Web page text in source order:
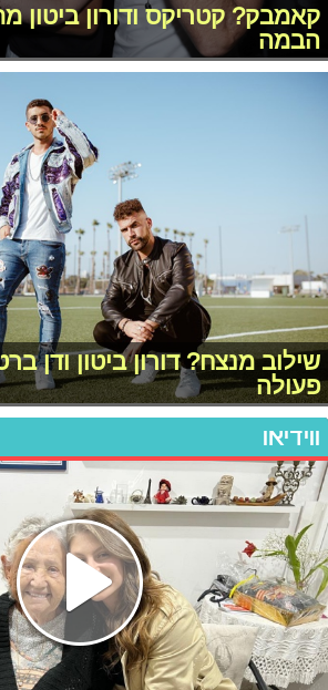
קאמבק? קטריקס ודורון ביטון
הבמה
שילוב מנצח? דורון ביטון ודן
פעולה
ווידיאו